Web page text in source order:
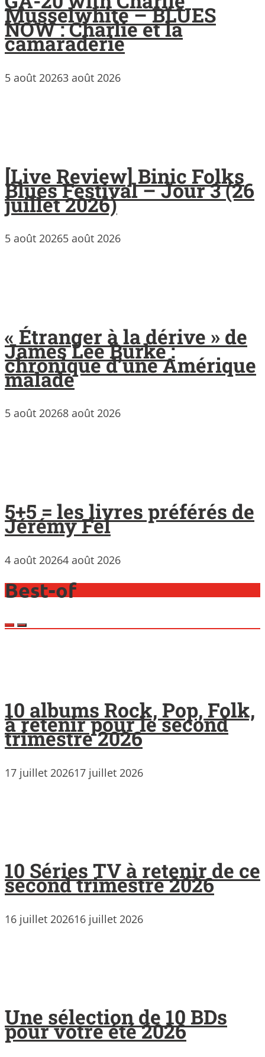
Musselwhite – BLUES
NOW : Charlie et la
camaraderie
5 août 20263 août 2026
[Live Review] Binic Folks
Blues Festival – Jour 3 (26
juillet 2026)
5 août 20265 août 2026
« Étranger à la dérive » de
James Lee Burke :
chronique d’une Amérique
malade
5 août 20268 août 2026
5+5 = les livres préférés de
Jérémy Fel
4 août 20264 août 2026
Best-of
10 albums Rock, Pop, Folk,
à retenir pour le second
trimestre 2026
17 juillet 202617 juillet 2026
10 Séries TV à retenir de ce
second trimestre 2026
16 juillet 202616 juillet 2026
Une sélection de 10 BDs
pour votre été 2026